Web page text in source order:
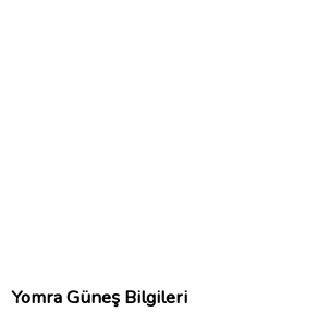
Yomra Güneş Bilgileri